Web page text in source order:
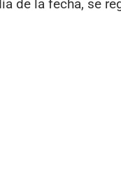
de la fecha, se